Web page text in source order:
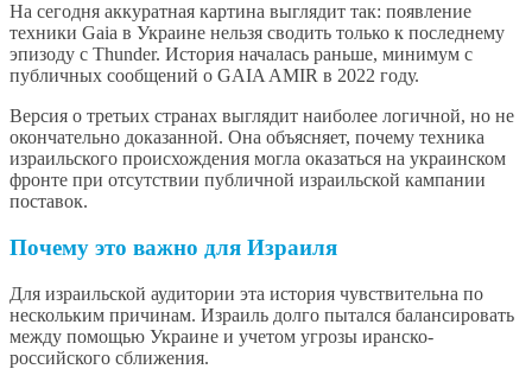
На сегодня аккуратная картина выглядит так: появление
техники Gaia в Украине нельзя сводить только к последнему
эпизоду с Thunder. История началась раньше, минимум с
публичных сообщений о GAIA AMIR в 2022 году.
Версия о третьих странах выглядит наиболее логичной, но не
окончательно доказанной. Она объясняет, почему техника
израильского происхождения могла оказаться на украинском
фронте при отсутствии публичной израильской кампании
поставок.
Почему это важно для Израиля
Для израильской аудитории эта история чувствительна по
нескольким причинам. Израиль долго пытался балансировать
между помощью Украине и учетом угрозы иранско-
российского сближения.